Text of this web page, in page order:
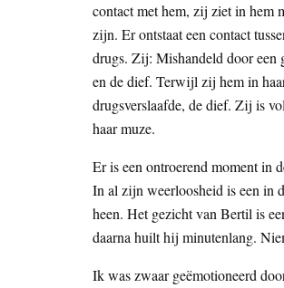
contact met hem, zij ziet in hem
zijn. Er ontstaat een contact
drugs. Zij: Mishandeld door een
en de dief. Terwijl zij hem in
drugsverslaafde, de dief. Zij is
haar muze.
Er is een ontroerend moment in
In al zijn weerloosheid is een in
heen. Het gezicht van Bertil is
daarna huilt hij minutenlang.
Ik was zwaar geëmotioneerd